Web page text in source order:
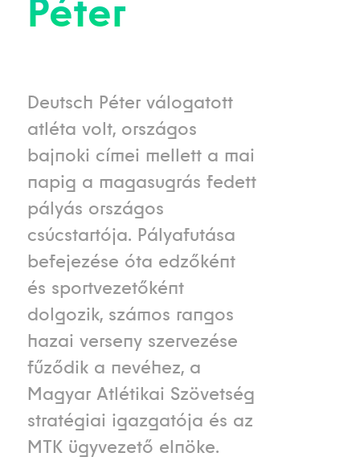
Péter
Deutsch Péter válogatott
atléta volt, országos
bajnoki címei mellett a mai
napig a magasugrás fedett
pályás országos
csúcstartója. Pályafutása
befejezése óta edzőként
és sportvezetőként
dolgozik, számos rangos
hazai verseny szervezése
fűződik a nevéhez, a
Magyar Atlétikai Szövetség
stratégiai igazgatója és az
MTK ügyvezető elnöke.